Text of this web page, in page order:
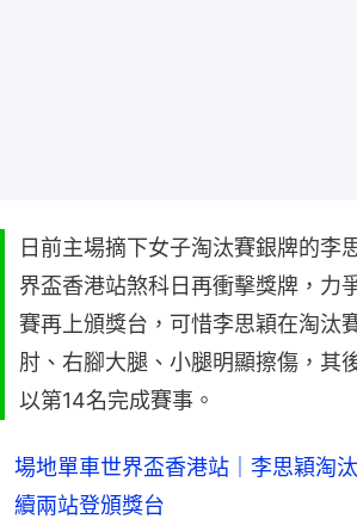
日前主場摘下女子淘汰賽銀牌的李
界盃香港站煞科日再衝擊獎牌，力
賽再上頒獎台，可惜李思穎在淘汰
肘、右腳大腿、小腿明顯擦傷，其
以第14名完成賽事。
場地單車世界盃香港站｜李思穎淘
續兩站登頒獎台